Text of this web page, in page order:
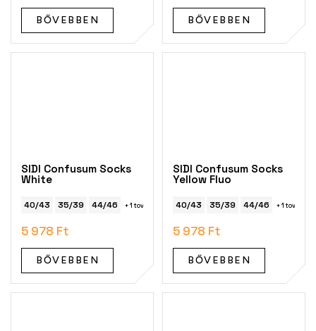
BŐVEBBEN BŐVEBBEN
SIDI Confusum Socks
White
40/43 35/39 44/46 + 1 további
5 978 Ft
BŐVEBBEN
SIDI Confusum Socks
Yellow Fluo
40/43 35/39 44/46 + 1 további
5 978 Ft
BŐVEBBEN